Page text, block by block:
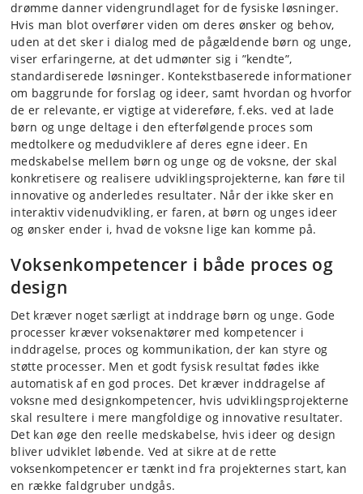
drømme danner videngrundlaget for de fysiske løsninger.
Hvis man blot overfører viden om deres ønsker og behov,
uden at det sker i dialog med de pågældende børn og unge,
viser erfaringerne, at det udmønter sig i ”kendte”,
standardiserede løsninger. Kontekstbaserede informationer
om baggrunde for forslag og ideer, samt hvordan og hvorfor
de er relevante, er vigtige at videreføre, f.eks. ved at lade
børn og unge deltage i den efterfølgende proces som
medtolkere og medudviklere af deres egne ideer. En
medskabelse mellem børn og unge og de voksne, der skal
konkretisere og realisere udviklingsprojekterne, kan føre til
innovative og anderledes resultater. Når der ikke sker en
interaktiv videnudvikling, er faren, at børn og unges ideer
og ønsker ender i, hvad de voksne lige kan komme på.
Voksenkompetencer i både proces og
design
Det kræver noget særligt at inddrage børn og unge. Gode
processer kræver voksenaktører med kompetencer i
inddragelse, proces og kommunikation, der kan styre og
støtte processer. Men et godt fysisk resultat fødes ikke
automatisk af en god proces. Det kræver inddragelse af
voksne med designkompetencer, hvis udviklingsprojekterne
skal resultere i mere mangfoldige og innovative resultater.
Det kan øge den reelle medskabelse, hvis ideer og design
bliver udviklet løbende. Ved at sikre at de rette
voksenkompetencer er tænkt ind fra projekternes start, kan
en række faldgruber undgås.